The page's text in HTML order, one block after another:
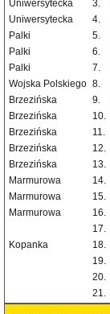
Uniwersytecka
3.
Uniwersytecka
4.
Palki
5.
Palki
6.
Palki
7.
Wojska Polskiego 8.
Brzezińska
9.
Brzezińska
10.
Brzezińska
11.
Brzezińska
12.
Brzezińska
13.
Marmurowa
14.
Marmurowa
15.
Marmurowa
16.
17.
Kopanka
18.
19.
20.
21.